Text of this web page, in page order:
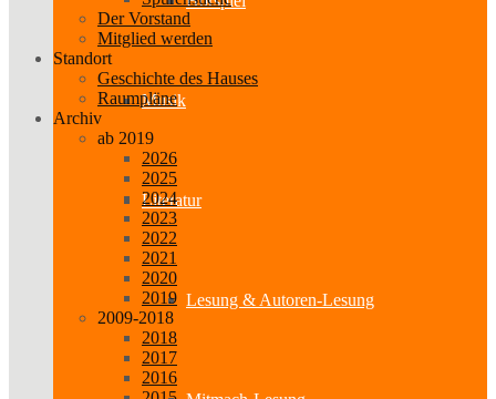
Musik
Literatur
Lesung & Autoren-Lesung
Der Vorstand
Mitglied werden
Standort
Geschichte des Hauses
Raumpläne
Archiv
ab 2019
2026
2025
2024
2023
2022
2021
2020
2019
2009-2018
2018
2017
2016